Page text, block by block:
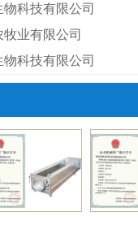
科技有限公司
业有限公司
科技有限公司